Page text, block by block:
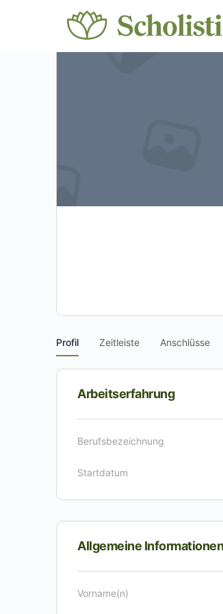
Profil Zeitleiste Anschlüsse
Arbeitserfahrung
Berufsbezeichnung
Startdatum
Allgemeine
Vorname(n)